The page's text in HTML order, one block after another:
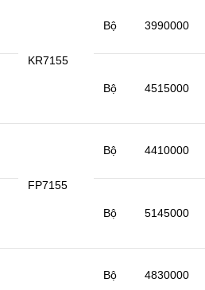
KR7155
Bộ 3990000
Bộ 4515000
FP7155
Bộ 4410000
Bộ 5145000
Bộ 4830000